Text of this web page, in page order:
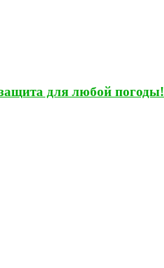
для любой погоды!